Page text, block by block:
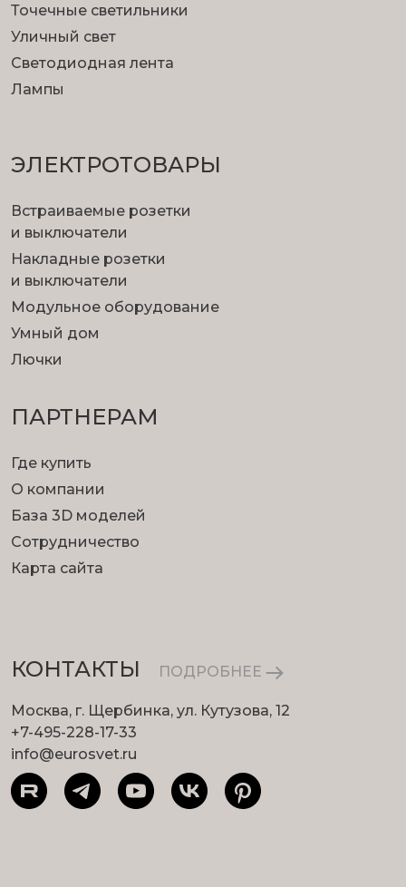
Точечные светильники
Уличный свет
Светодиодная лента
Лампы
ЭЛЕКТРОТОВАРЫ
Встраиваемые розетки
и выключатели
Накладные розетки
и выключатели
Модульное оборудование
Умный дом
Лючки
ПАРТНЕРАМ
Где купить
О компании
База 3D моделей
Сотрудничество
Карта сайта
КОНТАКТЫ ПОДРОБНЕЕ
Москва, г. Щербинка, ул. Кутузова, 12
+7-495-228-17-33
info@eurosvet.ru